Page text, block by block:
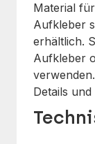
Material
Aufkleber
erhältlich.
Aufkleber
Details